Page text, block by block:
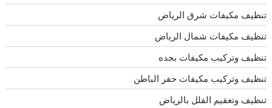
تنظيف مكيفات شرق الرياض
تنظيف مكيفات شمال الرياض
تنظيف وتركيب مكيفات بجده
تنظيف وتركيب مكيفات حفر الباطن
تنظيف وتعقيم الفلل بالرياض